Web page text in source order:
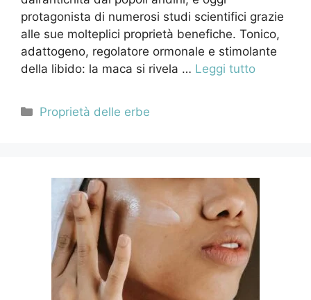
protagonista di numerosi studi scientifici grazie
alle sue molteplici proprietà benefiche. Tonico,
adattogeno, regolatore ormonale e stimolante
della libido: la maca si rivela … Leggi tutto
Categorie
Proprietà delle erbe